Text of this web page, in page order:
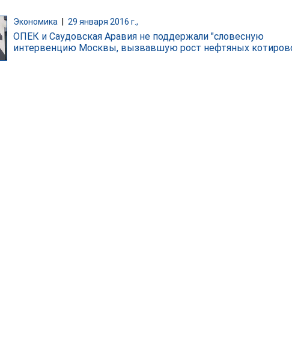
Экономика | 29 января 2016 г.,
ОПЕК и Саудовская Аравия не поддержали "словесную
интервенцию Москвы, вызвавшую рост нефтяных